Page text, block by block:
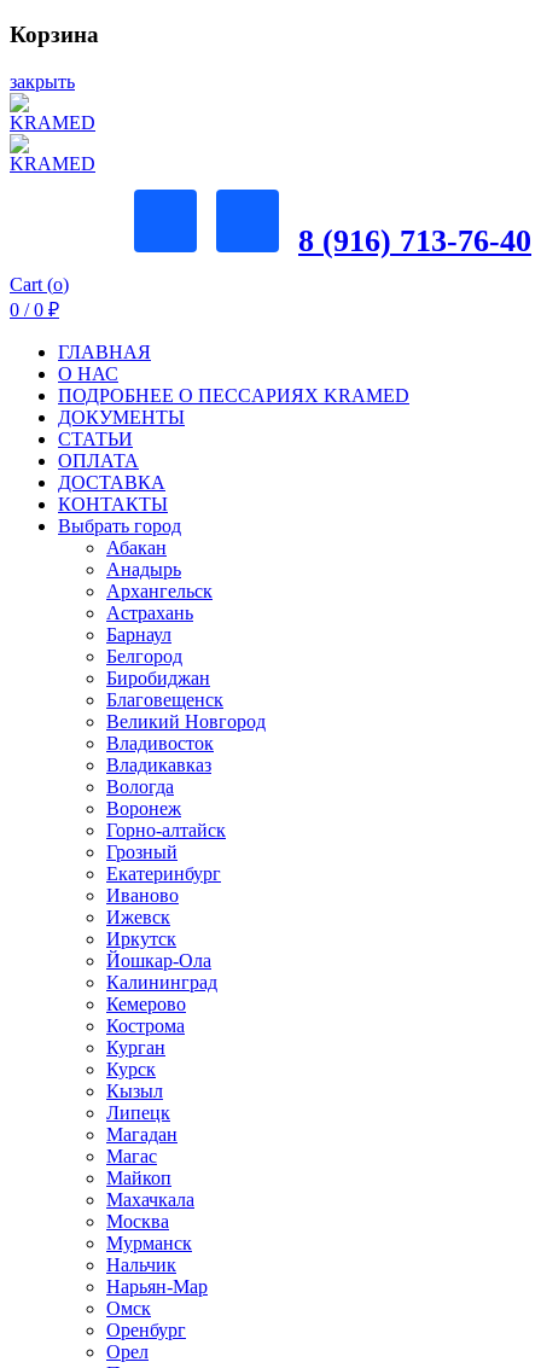
Корзина
закрыть
8 (916) 713-76-40
Cart (o)
0 / 0 ₽
ГЛАВНАЯ
О НАС
ПОДРОБНЕЕ О ПEСCАРИЯХ KRAMED
ДОКУМЕНТЫ
СТАТЬИ
ОПЛАТА
ДОСТАВКА
КОНТАКТЫ
Выбрать город
Абакан
Анадырь
Архангельск
Астрахань
Барнаул
Белгород
Биробиджан
Благовещенск
Великий Новгород
Владивосток
Владикавказ
Вологда
Воронеж
Горно-алтайск
Грозный
Екатеринбург
Иваново
Ижевск
Иркутск
Йошкар-Ола
Калининград
Кемерово
Кострома
Курган
Курск
Кызыл
Липецк
Магадан
Магас
Майкоп
Махачкала
Москва
Мурманск
Нальчик
Нарьян-Мар
Омск
Оренбург
Орел